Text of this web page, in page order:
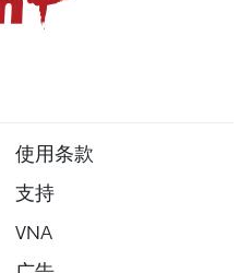
使用条款
支持
VNA